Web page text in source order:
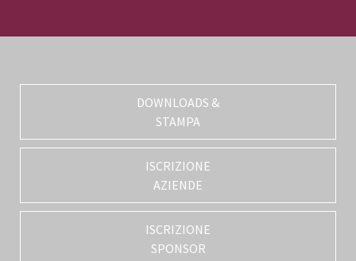
DOWNLOADS &
STAMPA
ISCRIZIONE
AZIENDE
ISCRIZIONE
SPONSOR